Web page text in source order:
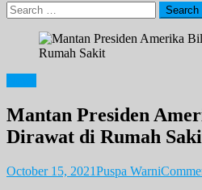
Search
for:
Mantan Presiden
Dirawat di Rumah
October 15, 2021Puspa Warni